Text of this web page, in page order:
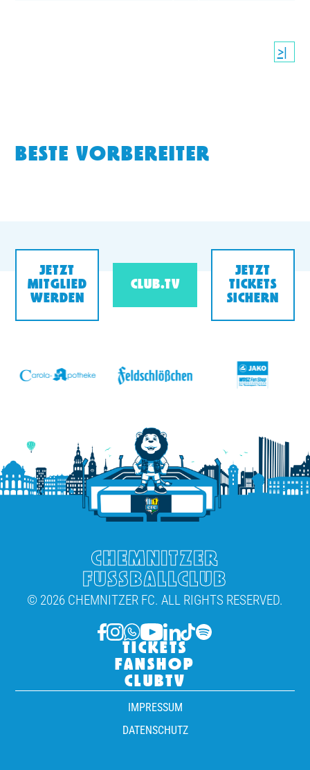
>|
BESTE VORBEREITER
JETZT
MITGLIED
WERDEN
CLUB.TV
JETZT
TICKETS
SICHERN
CHEMNITZER
FUSSBALLCLUB
© 2026 CHEMNITZER FC. ALL RIGHTS RESERVED.
TICKETS
FANSHOP
CLUBTV
IMPRESSUM
DATENSCHUTZ